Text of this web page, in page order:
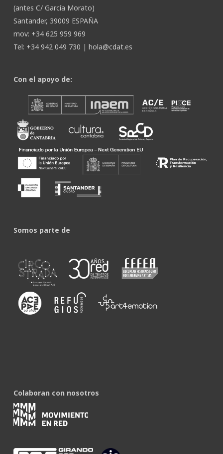
(antes C/ García Morato)
Santander, 39009 ESPAÑA
mov: +34 625 959 969
Tel: +34 942 049 730 | hola@cdat.es
Con el apoyo de:
Somos parte de
Colaboran con nosotros